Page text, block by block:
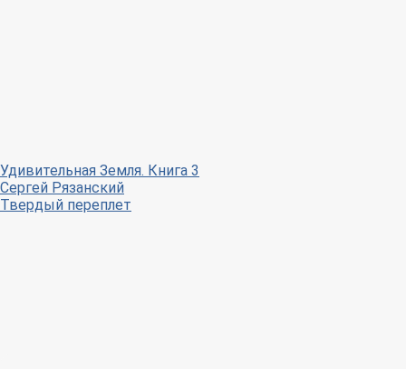
Удивительная Земля. Книга 3
Сергей Рязанский
Твердый переплет